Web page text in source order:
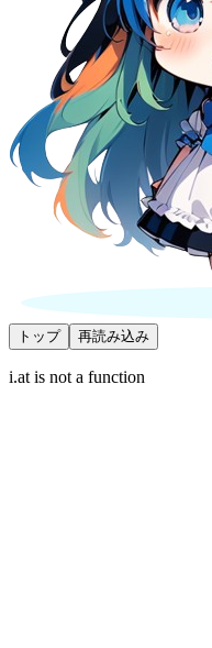
トップ 再読み込み
i.at is not a function